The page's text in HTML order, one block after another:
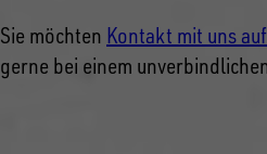
Sie möchten Kontakt mit uns
gerne bei einem